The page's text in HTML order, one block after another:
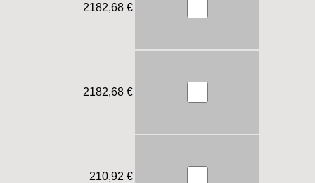
2182,68 €
2182,68 €
210,92 €